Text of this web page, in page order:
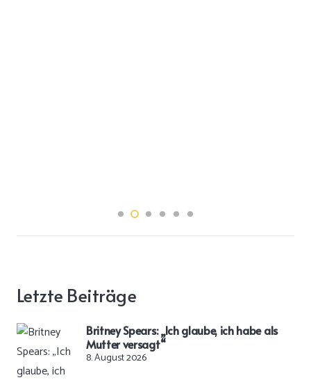
Letzte Beiträge
Britney Spears: „Ich glaube, ich habe als
Mutter versagt“
8. August 2026